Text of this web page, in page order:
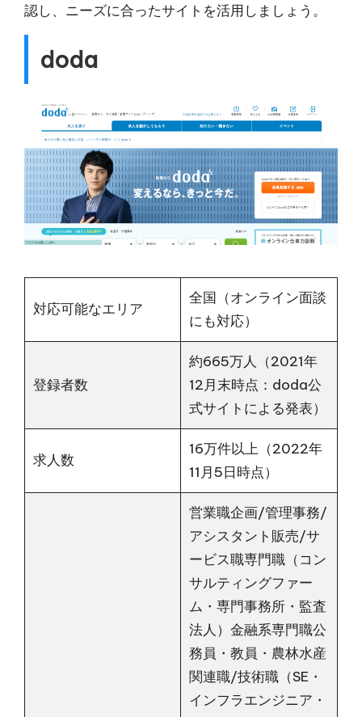
認し、ニーズに合ったサイトを活用しましょう。
doda
対応可能なエリア
全国（オンライン面談
にも対応）
登録者数
約665万人（2021年
12月末時点：doda公
式サイトによる発表）
求人数
16万件以上（2022年
11月5日時点）
営業職企画/管理事務/
アシスタント販売/サ
ービス職専門職（コン
サルティングファー
ム・専門事務所・監査
法人）金融系専門職公
務員・教員・農林水産
関連職/技術職（SE・
インフラエンジニア・